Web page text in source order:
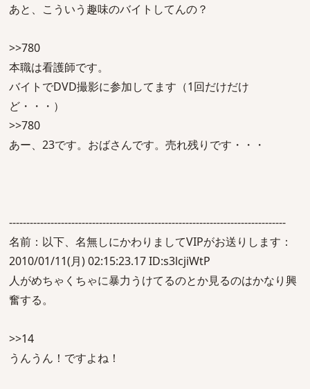
あと、こういう趣味のバイトしてんの？
>>780
本職は看護師です。
バイトでDVD撮影に参加してます（1回だけだけ
ど・・・）
>>780
あー、23です。おばさんです。売れ残りです・・・
--------------------------------------------------------------------------------
名前：以下、名無しにかわりましてVIPがお送りします：
2010/01/11(月) 02:15:23.17 ID:s3lcjiWtP
人がめちゃくちゃに暴力うけてるのとか見るのはかなり興
奮する。
>>14
うんうん！ですよね！